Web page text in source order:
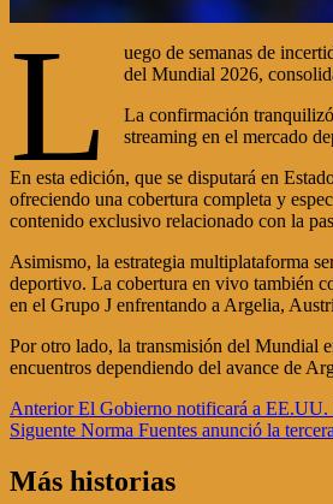
L
uego de semanas de
del Mundial 2026,
La confirmación
streaming en el mercado
En esta edición, que se disputará en
ofreciendo una cobertura completa y
contenido exclusivo relacionado con la
Asimismo, la estrategia multiplataforma
deportivo. La cobertura en vivo también
en el Grupo J enfrentando a Argelia,
Por otro lado, la transmisión del Mundial
encuentros dependiendo del avance de
Navegación
de
entradas
AnteriorEl Gobierno notificará a EE.UU.
Siguente Norma Fuentes anunció la
Más historias